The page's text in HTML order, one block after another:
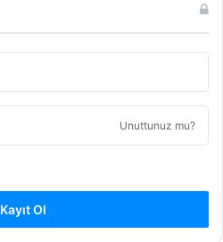
Unuttunuz mu?
Kayıt Ol